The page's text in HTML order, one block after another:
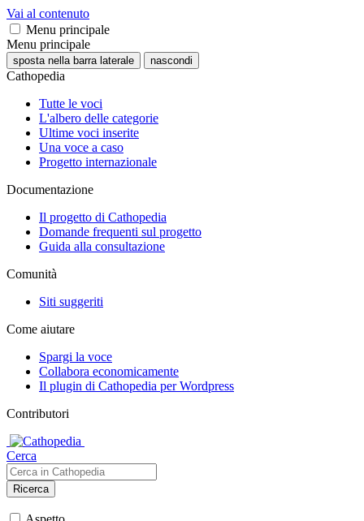
Vai al contenuto
Menu principale
Menu principale
sposta nella barra laterale nascondi
Cathopedia
Tutte le voci
L'albero delle categorie
Ultime voci inserite
Una voce a caso
Progetto internazionale
Documentazione
Il progetto di Cathopedia
Domande frequenti sul progetto
Guida alla consultazione
Comunità
Siti suggeriti
Come aiutare
Spargi la voce
Collabora economicamente
Il plugin di Cathopedia per Wordpress
Contributori
Cerca
Ricerca